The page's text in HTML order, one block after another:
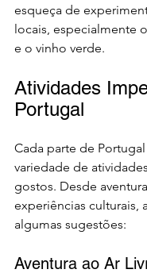
esqueça de
locais, especialmente
e o vinho verde.
Atividades
Portugal
Cada parte de
variedade de
gostos. Desde
experiências culturais,
algumas sugestões:
Aventura ao Ar